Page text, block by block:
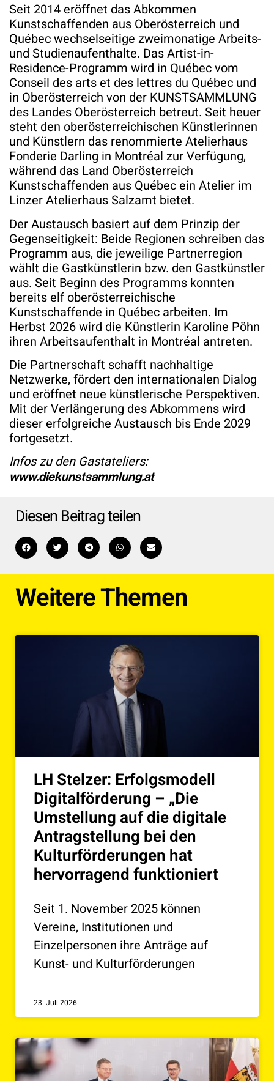
Seit 2014 eröffnet das Abkommen
Kunstschaffenden aus Oberösterreich und
Québec wechselseitige zweimonatige Arbeits-
und Studienaufenthalte. Das Artist-in-
Residence-Programm wird in Québec vom
Conseil des arts et des lettres du Québec und
in Oberösterreich von der KUNSTSAMMLUNG
des Landes Oberösterreich betreut. Seit heuer
steht den oberösterreichischen Künstlerinnen
und Künstlern das renommierte Atelierhaus
Fonderie Darling in Montréal zur Verfügung,
während das Land Oberösterreich
Kunstschaffenden aus Québec ein Atelier im
Linzer Atelierhaus Salzamt bietet.
Der Austausch basiert auf dem Prinzip der
Gegenseitigkeit: Beide Regionen schreiben das
Programm aus, die jeweilige Partnerregion
wählt die Gastkünstlerin bzw. den Gastkünstler
aus. Seit Beginn des Programms konnten
bereits elf oberösterreichische
Kunstschaffende in Québec arbeiten. Im
Herbst 2026 wird die Künstlerin Karoline Pöhn
ihren Arbeitsaufenthalt in Montréal antreten.
Die Partnerschaft schafft nachhaltige
Netzwerke, fördert den internationalen Dialog
und eröffnet neue künstlerische Perspektiven.
Mit der Verlängerung des Abkommens wird
dieser erfolgreiche Austausch bis Ende 2029
fortgesetzt.
Infos zu den Gastateliers:
www.diekunstsammlung.at
Diesen Beitrag teilen
Weitere Themen
LH Stelzer: Erfolgsmodell
Digitalförderung – „Die
Umstellung auf die digitale
Antragstellung bei den
Kulturförderungen hat
hervorragend funktioniert
Seit 1. November 2025 können
Vereine, Institutionen und
Einzelpersonen ihre Anträge auf
Kunst- und Kulturförderungen
23. Juli 2026